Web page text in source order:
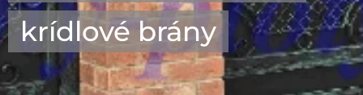
krídlové brány